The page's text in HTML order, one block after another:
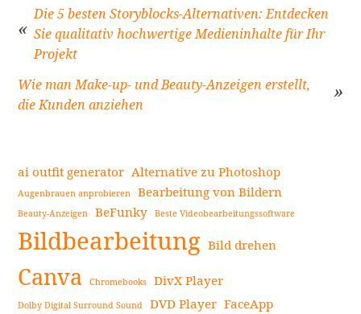
Beitragsnavigation
Die 5 besten Storyblocks-Alternativen: Entdecken
Sie qualitativ hochwertige Medieninhalte für Ihr
Projekt
Wie man Make-up- und Beauty-Anzeigen erstellt,
die Kunden anziehen
Seitenleiste
ai outfit generator Alternative zu Photoshop
Augenbrauen anprobieren Bearbeitung von Bildern
Beauty-Anzeigen BeFunky Beste Videobearbeitungssoftware
Bildbearbeitung Bild drehen
Canva Chromebooks DivX Player
Dolby Digital Surround Sound DVD Player FaceApp